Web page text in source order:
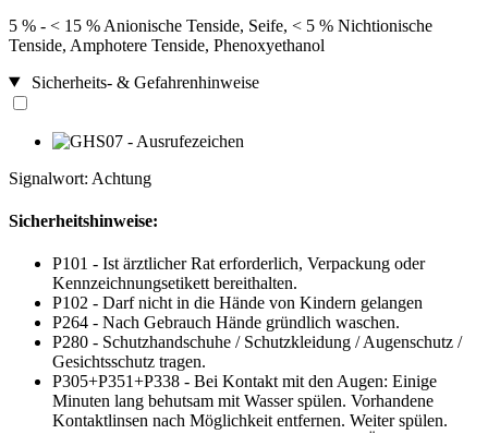
5 % - < 15 % Anionische Tenside, Seife, < 5 % Nichtionische
Tenside, Amphotere Tenside, Phenoxyethanol
Sicherheits- & Gefahrenhinweise
Signalwort: Achtung
Sicherheitshinweise:
P101 - Ist ärztlicher Rat erforderlich, Verpackung oder
Kennzeichnungsetikett bereithalten.
P102 - Darf nicht in die Hände von Kindern gelangen
P264 - Nach Gebrauch Hände gründlich waschen.
P280 - Schutzhandschuhe / Schutzkleidung / Augenschutz /
Gesichtsschutz tragen.
P305+P351+P338 - Bei Kontakt mit den Augen: Einige
Minuten lang behutsam mit Wasser spülen. Vorhandene
Kontaktlinsen nach Möglichkeit entfernen. Weiter spülen.